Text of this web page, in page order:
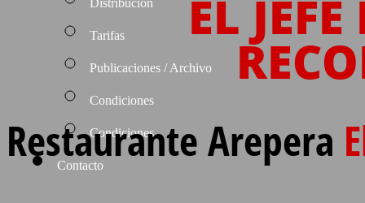
Distribución
Tarifas
Publicaciones / Archivo
Condiciones
Condiciones
Contacto
EL
Restaurante Arepera